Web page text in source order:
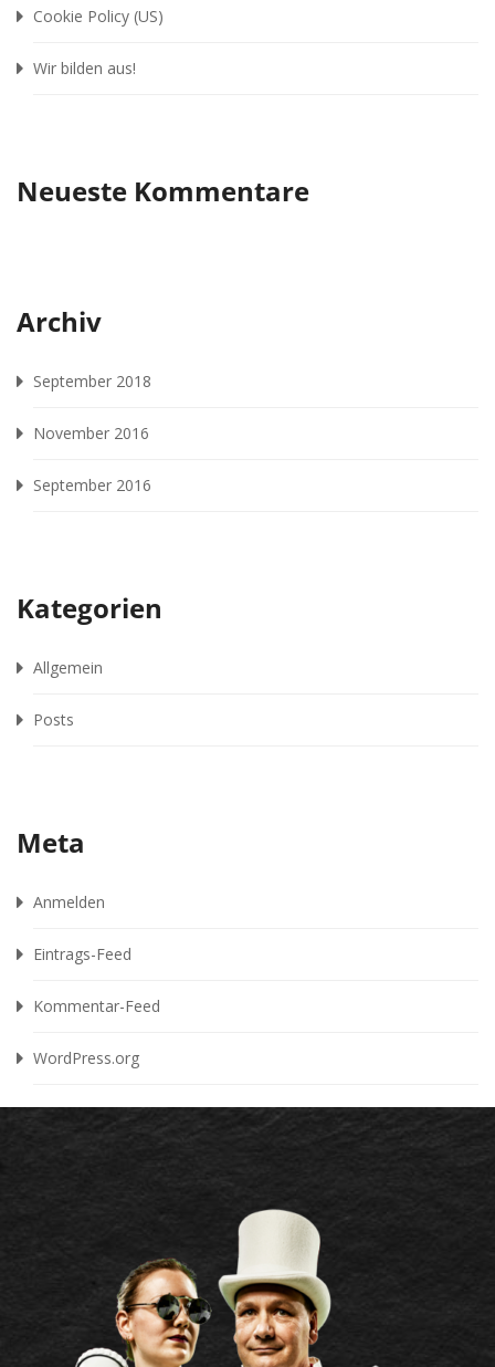
Cookie Policy (US)
Wir bilden aus!
Neueste Kommentare
Archiv
September 2018
November 2016
September 2016
Kategorien
Allgemein
Posts
Meta
Anmelden
Eintrags-Feed
Kommentar-Feed
WordPress.org